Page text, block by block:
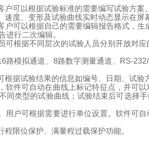
户可以根据试验标准的需要编写试验方案。
速度、变形及试验曲线实时动态显示在屏
户可以根据自己的需要编辑报告格式，
进行二次编辑。
可根据不同层次的试验人员分别开放对
路模拟通道、 8路数字测量通道、 RS-
根据试验结果的信息如编号、日期、试验
软件可自动在曲线上标记特征点，并可
同类型的试验曲线；试验结束后可选择
用户可根据需要进行单位设置。软件可
程限位保护、满量程过载保护功能。